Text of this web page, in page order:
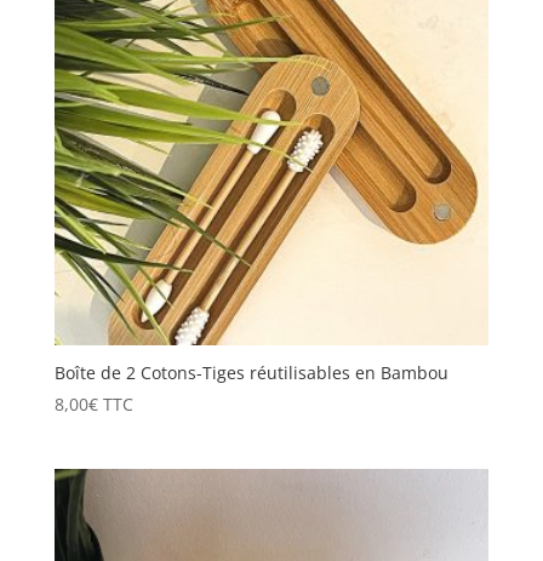
Boîte de 2 Cotons-Tiges réutilisables en Bambou
8,00€ TTC